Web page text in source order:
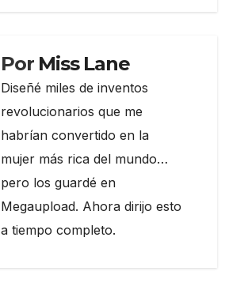
Por Miss Lane
Diseñé miles de inventos
revolucionarios que me
habrían convertido en la
mujer más rica del mundo…
pero los guardé en
Megaupload. Ahora dirijo esto
a tiempo completo.